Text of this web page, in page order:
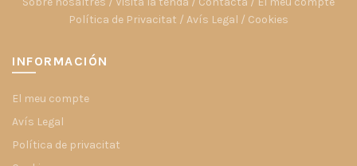
Política de Privacitat / Avís Legal / Cookies
INFORMACIÓN
El meu compte
Avís Legal
Política de privacitat